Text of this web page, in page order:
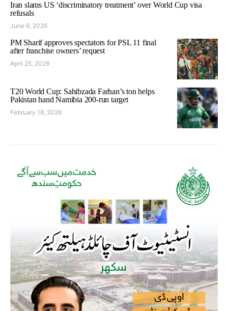
Iran slams US ‘discriminatory treatment’ over World Cup visa
refusals
June 6, 2026
PM Sharif approves spectators for PSL 11 final
after franchise owners’ request
April 25, 2026
T20 World Cup: Sahibzada Farhan’s ton helps
Pakistan hand Namibia 200-run target
February 18, 2026